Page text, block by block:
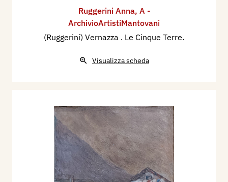
Ruggerini Anna, A -
ArchivioArtistiMantovani
(Ruggerini) Vernazza . Le Cinque Terre.
Visualizza scheda